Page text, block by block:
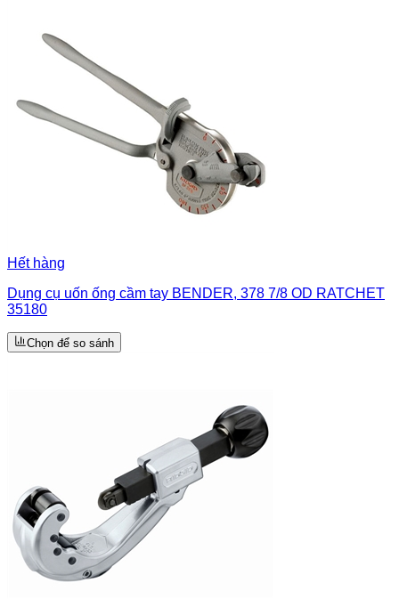
Hết hàng
Dụng cụ uốn ống cầm tay BENDER, 378 7/8 OD RATCHET
35180
Chọn để so sánh